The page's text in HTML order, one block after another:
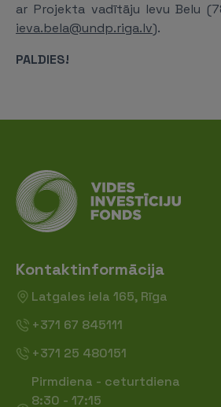
ar Projekta vadītāju Ievu Belu
ieva.bela@undp.riga.lv).
PALDIES!
Kontaktinformācija
Latgales iela 165, Rīga
+371 67 845111
+371 25 480151
Pirmdiena - ceturtdiena
8:30 - 17:15